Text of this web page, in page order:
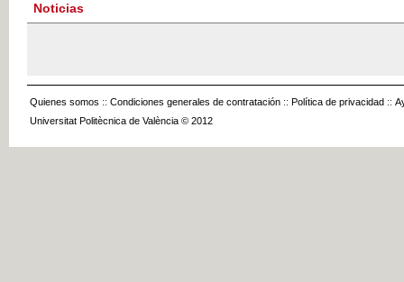
Noticias
Quienes somos :: Condiciones generales de contratación :: Política de privacidad ::
Universitat Politècnica de València © 2012